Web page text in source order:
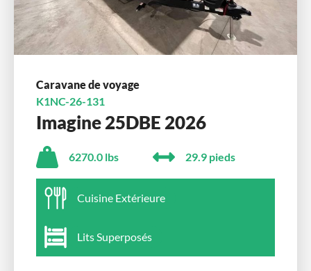
Caravane de voyage
K1NC-26-131
Imagine 25DBE 2026
6270.0 lbs 29.9 pieds
Cuisine Extérieure
Lits Superposés